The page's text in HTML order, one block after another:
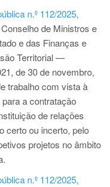
n.º 112/2025,
de Ministros e
e das Finanças e
Territorial —
de 30 de novembro,
trabalho com vista à
a contratação
de relações
certo ou incerto, pelo
projetos no âmbito
n.º 112/2025,